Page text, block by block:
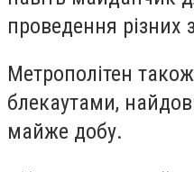
проведення різних
Метрополітен
блекаутами,
майже добу.